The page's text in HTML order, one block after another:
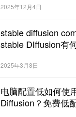
2025年12月4日
stable diffusion
stable DIffusion有
2025年3月8日
电脑配置低如何使
Diffusion？免费低